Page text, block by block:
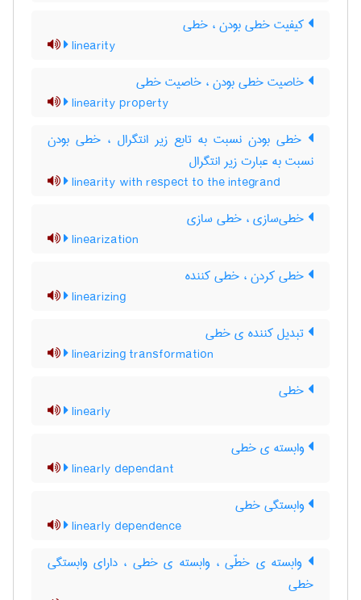
کیفیت خطی بودن ، خطی
linearity
خاصیت خطی بودن ، خاصیت خطی
linearity property
خطی بودن نسبت به تابع زیر انتگرال ، خطی بودن
نسبت به عبارت زیر انتگرال
linearity with respect to the integrand
خطی‌سازی ، خطی سازی
linearization
خطی کردن ، خطی کننده
linearizing
تبدیل کننده ی خطی
linearizing transformation
خطی
linearly
وابسته ی خطی
linearly dependant
وابستگی خطی
linearly dependence
وابسته ی خطّی ، وابسته ی خطی ، دارای وابستگی
خطی